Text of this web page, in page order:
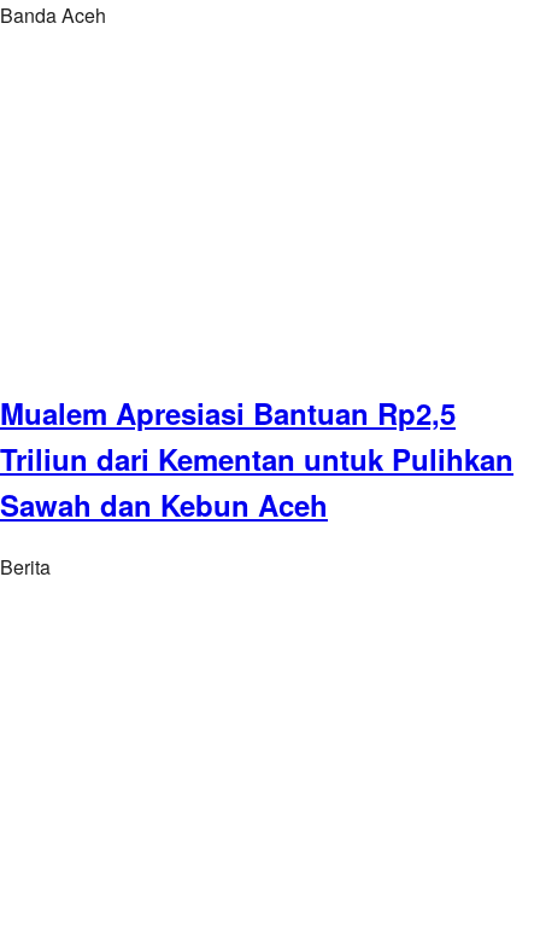
Banda Aceh
Mualem Apresiasi Bantuan Rp2,5
Triliun dari Kementan untuk Pulihkan
Sawah dan Kebun Aceh
Berita